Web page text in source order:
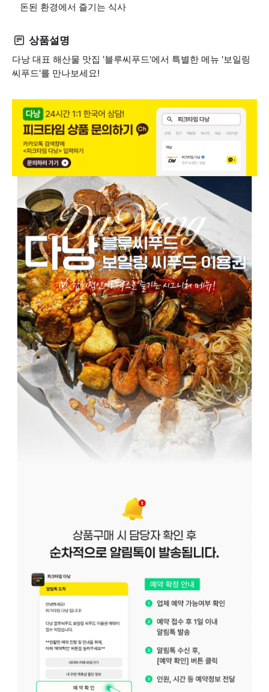
돈된 환경에서 즐기는 식사
상품설명
다낭 대표 해산물 맛집 '블루씨푸드'에서 특별한 메뉴 '보일링
씨푸드'를 만나보세요!